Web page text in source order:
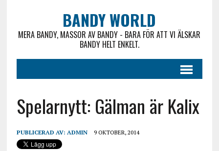
BANDY WORLD
MERA BANDY, MASSOR AV BANDY - BARA FÖR ATT VI ÄLSKAR
BANDY HELT ENKELT.
Spelarnytt: Gälman är Kalix
PUBLICERAD AV: ADMIN 9 OKTOBER, 2014